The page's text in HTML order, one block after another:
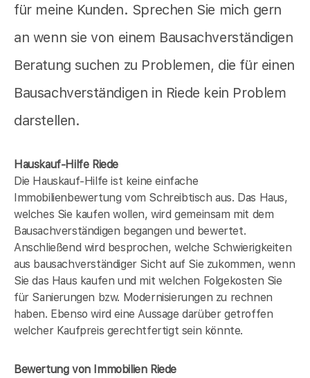
für meine Kunden. Sprechen Sie mich gern
an wenn sie von einem Bausachverständigen
Beratung suchen zu Problemen, die für einen
Bausachverständigen in Riede kein Problem
darstellen.
Hauskauf-Hilfe Riede
Die Hauskauf-Hilfe ist keine einfache
Immobilienbewertung vom Schreibtisch aus. Das Haus,
welches Sie kaufen wollen, wird gemeinsam mit dem
Bausachverständigen begangen und bewertet.
Anschließend wird besprochen, welche Schwierigkeiten
aus bausachverständiger Sicht auf Sie zukommen, wenn
Sie das Haus kaufen und mit welchen Folgekosten Sie
für Sanierungen bzw. Modernisierungen zu rechnen
haben. Ebenso wird eine Aussage darüber getroffen
welcher Kaufpreis gerechtfertigt sein könnte.
Bewertung von Immobilien Riede